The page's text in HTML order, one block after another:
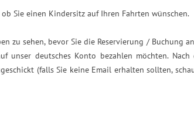
Sie einen Kindersitz auf Ihren Fahrten wünschen.
zu sehen, bevor Sie die Reservierung / Buchung
deutsches Konto bezahlen möchten.
(falls Sie keine Email erhalten sollten,